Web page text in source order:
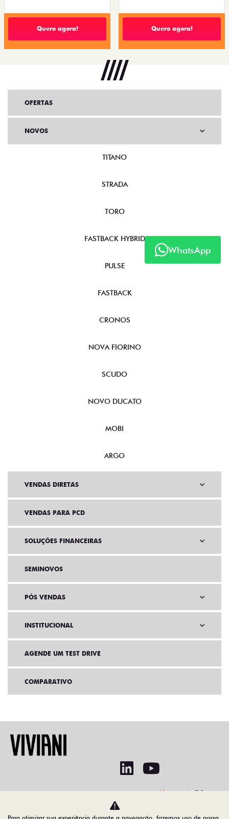
Quero agora! Quero agora!
WhatsApp
OFERTAS
NOVOS
TITANO
STRADA
TORO
FASTBACK HYBRID
PULSE
FASTBACK
CRONOS
NOVA FIORINO
SCUDO
NOVO DUCATO
MOBI
ARGO
VENDAS DIRETAS
VENDAS PARA PCD
SOLUÇÕES FINANCEIRAS
SEMINOVOS
PÓS VENDAS
INSTITUCIONAL
AGENDE UM TEST DRIVE
COMPARATIVO
Home Ofertas